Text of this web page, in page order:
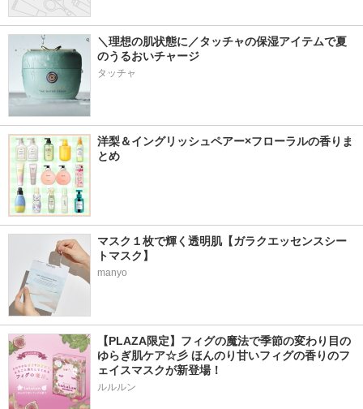
＼理想の肌状態に／タッチャの保湿アイテムで夏
のうるおいチャージ
タッチャ
洋梨＆イングリッシュペアー×フローラルの香りま
とめ
マスク１枚で輝く透明肌【ガラクエッセンスシー
トマスク】
manyo
【PLAZA限定】フィグの魔法で季節の変わり目の
ゆらぎ肌ケア☆彡 ほんのり甘いフィグの香りのフ
ェイスマスクが新登場！
ルルルン